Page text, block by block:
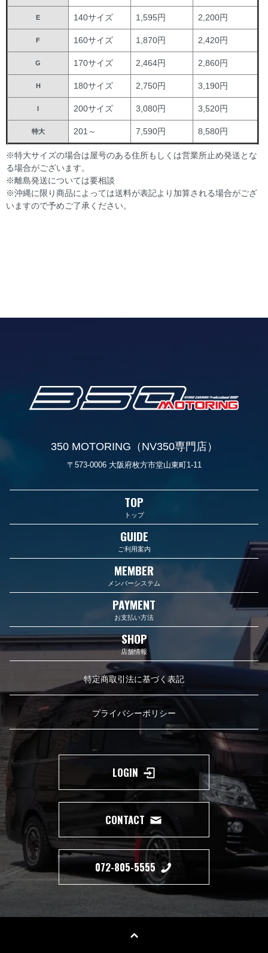
E 140サイズ 1,595円 2,200円
F 160サイズ 1,870円 2,420円
G 170サイズ 2,464円 2,860円
H 180サイズ 2,750円 3,190円
I 200サイズ 3,080円 3,520円
特大 201～ 7,590円 8,580円
※特大サイズの場合は屋号のある住所もしくは営業所止め発送とな
る場合がございます。
※離島発送については要相談
※沖縄に限り商品によっては送料が表記より加算される場合がござ
いますので予めご了承ください。
350 MOTORING（NV350専門店）
〒573-0006 大阪府枚方市堂山東町1-11
TOP
トップ
GUIDE
ご利用案内
MEMBER
メンバーシステム
PAYMENT
お支払い方法
SHOP
店舗情報
特定商取引法に基づく表記
プライバシーポリシー
LOGIN
CONTACT
072-805-5555